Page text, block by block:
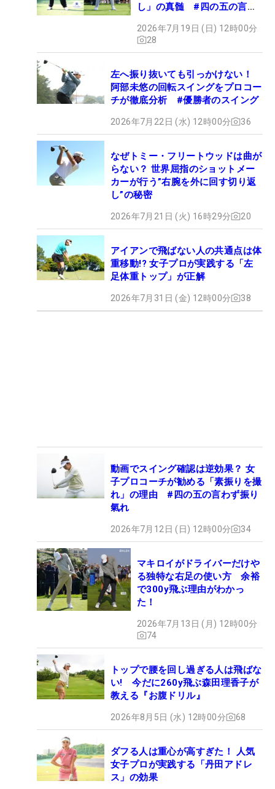
し」の真髄 #四の五の言わ
2026年7月19日 (日) 12時00分
28
左へ振り抜いても引っかけない！
阿部未悠の回転スイングをプロコー
チが徹底分析 #優勝者のスイング
2026年7月22日 (水) 12時00分 36
なぜトミー・フリートウッドは曲が
らない？ 世界屈指のショットメー
カーが行う”右腕を外に回す切り返
し”の秘密
2026年7月21日 (火) 16時29分 20
アイアンで飛ばない人の共通点は体
重移動!? 女子プロが実践する「左
足体重トップ」が正解
2026年7月31日 (金) 12時00分 38
動画でスイング確認は逆効果？ 女
子プロコーチが勧める「素振りを撮
れ」の理由 #四の五の言わず振り
氣れ
2026年7月12日 (日) 12時00分 34
マキロイがドライバーだけや
る独特な右足の使い方 余裕
で300y飛ぶ理由がわかっ
た！
2026年7月13日 (月) 12時00分
74
トップで腰を回し過ぎる人は飛ばな
い! 今だに260y飛ぶ森田理香子が
教える『お腹ドリル』
2026年8月5日 (水) 12時00分 68
ダフる人は重心が高すぎた！ 人気
女子プロが実践する「丹田アドレ
ス」の効果